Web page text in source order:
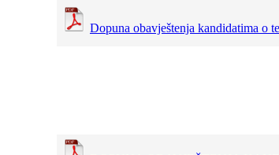
Dopuna obavještenja kandidatima o